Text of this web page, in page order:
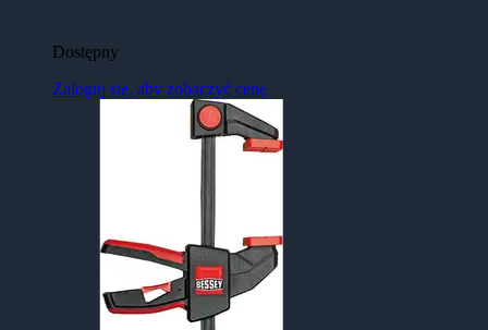
Dostępny
Zaloguj się, aby zobaczyć cenę